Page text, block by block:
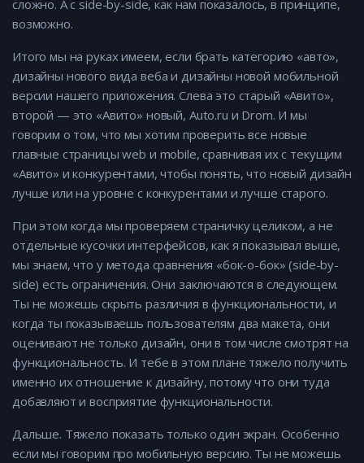
сложно. А с side-by-side, как нам показалось, в принципе,
возможно.
Итого мы на руках имеем, если брать категорию «авто»,
дизайны нового вида веба и дизайны новой мобильной
версии нашего приложения. Слева это старый «Авито»,
второй — это «Авито» новый, Auto.ru и Drom. И мы
говорим о том, что мы хотим проверить все новые
главные страницы web и mobile, сравнивая их с текущим
«Авито» и конкурентами, чтобы понять, что новый дизайн
лучше или на уровне с конкурентами и лучше старого.
При этом когда мы проверяем страничку целиком, а не
отдельные кусочки интерфейсов, как я показывал выше,
мы знаем, что у метода сравнения «бок-о-бок» (side-by-
side) есть ограничения. Они заключаются в следующем.
Ты не можешь скрыть различия в функциональности, и
когда ты показываешь пользователям два макета, они
оценивают не только дизайн, они в том числе смотрят на
функциональность. И тебе в этом плане тяжело получить
именно их отношение к дизайну, потому что они туда
добавляют и восприятие функциональности.
Дальше. Тяжело показать только один экран. Особенно
если мы говорим про мобильную версию. Ты не можешь